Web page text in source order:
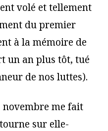
volé et tellement
du premier
à la mémoire de
un an plus tôt, tué
de nos luttes).
novembre me fait
sur elle-